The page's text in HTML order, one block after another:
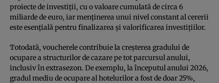
proiecte de investiții, cu o valoare cumulată de circa 6
miliarde de euro, iar menținerea unui nivel constant al cererii
este esențială pentru finalizarea și valorificarea investițiilor.
Totodată, voucherele contribuie la creșterea gradului de
ocupare a structurilor de cazare pe tot parcursul anului,
inclusiv în extrasezon. De exemplu, la începutul anului 2026,
gradul mediu de ocupare al hotelurilor a fost de doar 25%,